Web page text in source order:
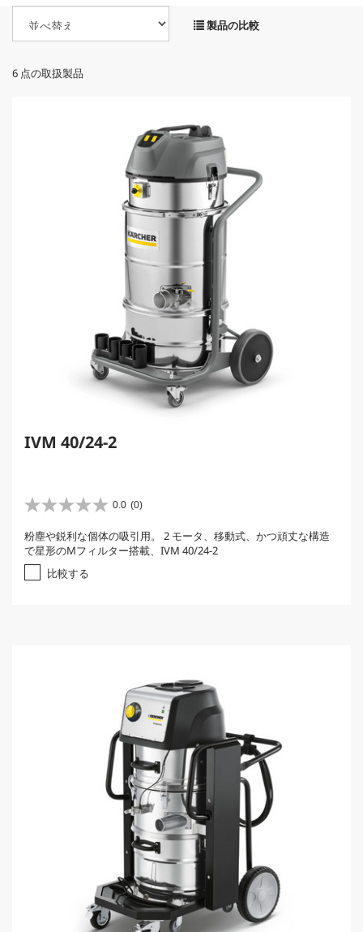
製品の比較
6 点の取扱製品
IVM 40/24-2
0.0 (0)
星
.
0
5
粉塵や鋭利な個体の吸引用。 2 モータ、移動式、かつ頑丈な構造
で星形のMフィルター搭載、IVM 40/24-2
比較する